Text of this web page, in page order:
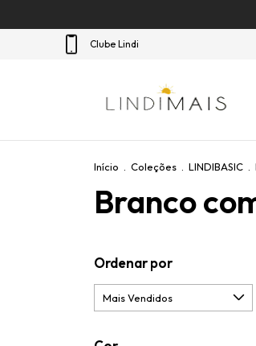
Clube Lindi
Início Coleções LINDIBASIC
Branco
Ordenar por